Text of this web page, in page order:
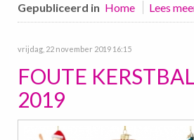
Gepubliceerd in Home Lees
vrijdag, 22 november 2019 16:15
FOUTE
2019